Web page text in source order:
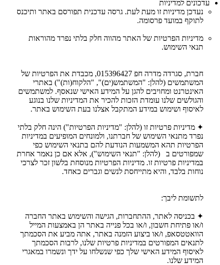
עדכונים למדיניות
נעדכן מדיניות זו מעת לעת. גרסה עדכנית תפורסם באתר ותיכנס
לתוקף במועד פרסומה.
מדיניות הפרטיות של האתר מהווה חלק בלתי נפרד מהוראות
תנאי השימוש.
חברת, סגרדה מדרה חפ 015396427, מכבדת את הפרטיות של
המשתמשים (להלן: "המשתמש(ים)", "הלקוח(ות)") באתרי
האינטרנט ומחויבים להגן על המידע האישי שנאסף. למשתמשים
והגולשים שלנו עומדת הזכות להכיר את המדיניות שלנו בנוגע
לאיסוף ושימוש במידע המתקבל אצלנו בעת השימוש באתר.
✦ מדיניות פרטיות זו (להלן: "מדיניות הפרטיות") הינה חלק בלתי
נפרד מתנאי השימוש של חברתנו, ולמונחים המופיעים במדיניות
הפרטיות תהא המשמעות הנודעת להם בתנאי השימוש כפי
שמפורטים ב (להלן: "תנאי השימוש"), אלא אם כן נאמר אחרת
במדיניות פרטיות זו. מדיניות הפרטיות מנוסחת בלשון זכר לצרכי
נוחות בלבד, והיא מתייחסת לנשים וגברים כאחד.
לתשומת ליבך:
✦ בכניסה לאתר, ההתחברות, הגישה והשימוש באתר החברה
ו/או פתיחת חשבון, ו/או בכל פנייה באתר הן באמצעות המייל
הוואטטסאפ, ו/או ביצוע הזמנה באתר, אתה מביע את הסכמתך
לתנאים המפורטים במדיניות פרטיות שלנו, לרבות הסכמתך
לאיסוף המידע האישי שלך כפי שנשלחו על ידך ונשמרו במאגרי
המידע שלנו.